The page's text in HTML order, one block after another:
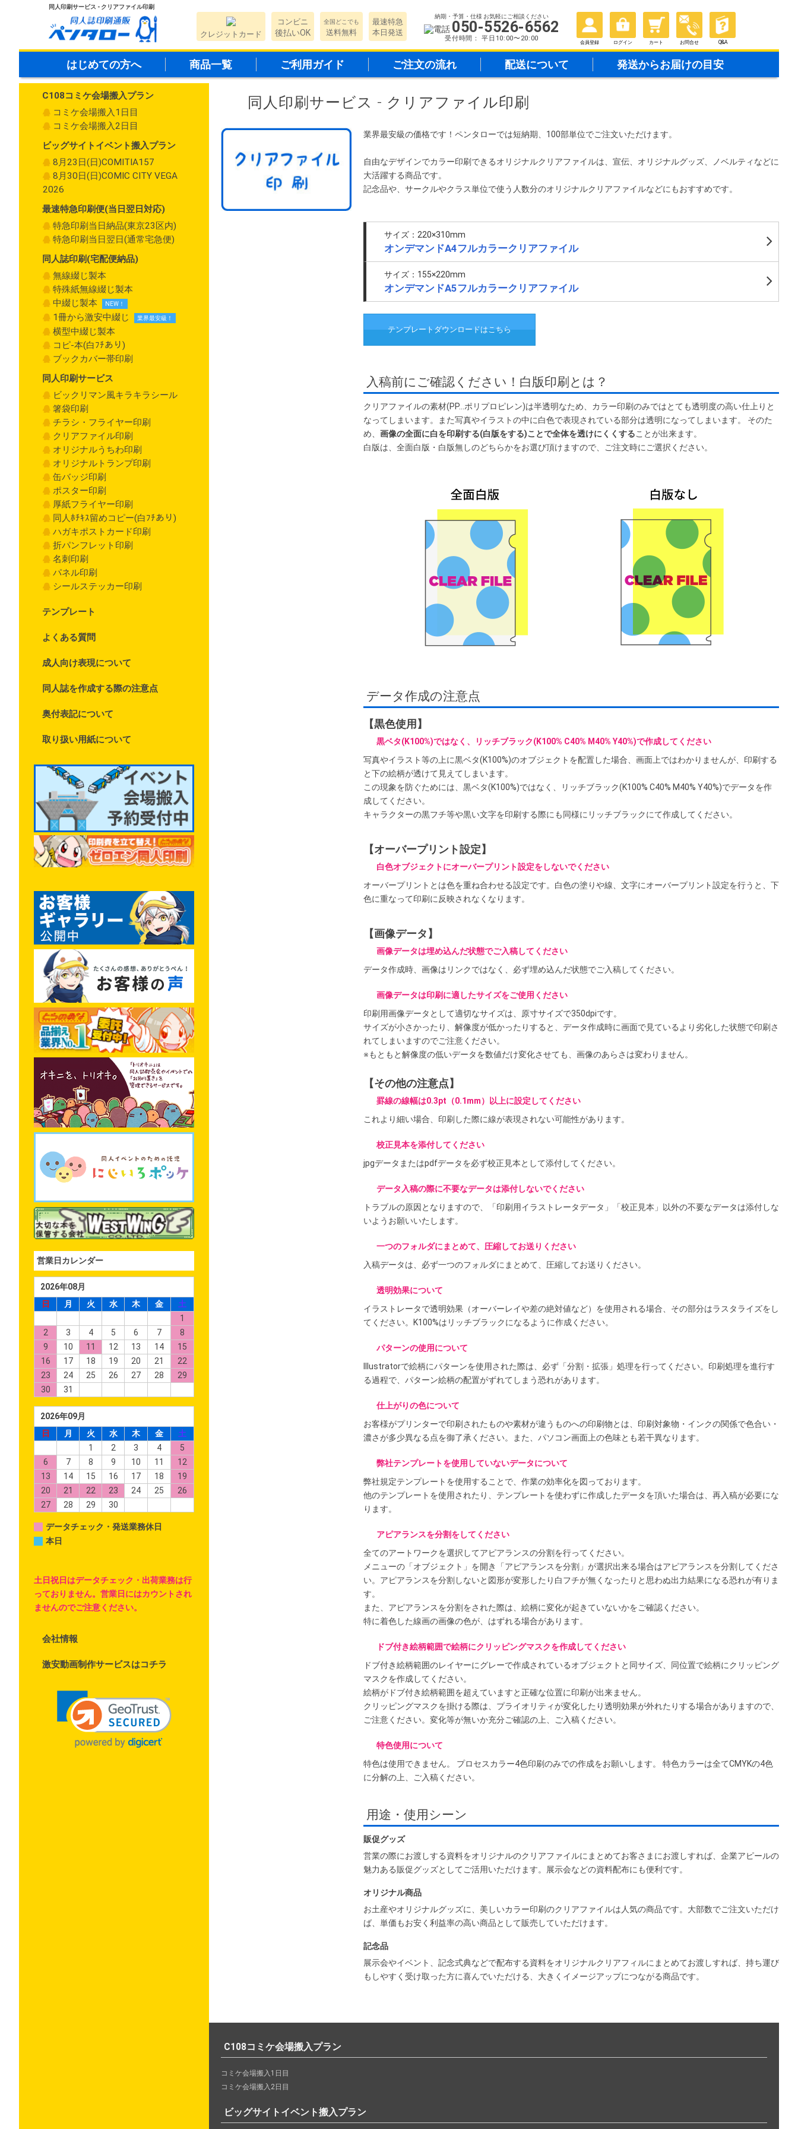
同人印刷サービス - クリアファイル印刷
会員登録 ログイン カート お問合せ Q&A
クレジットカード
コンビニ
後払いOK
全国どこでも
送料無料
最速特急
本日発送
納期・予算・仕様 お気軽にご相談ください
050-5526-6562
受付時間： 平日10:00〜20:00
はじめての方へ 商品一覧 ご利用ガイド ご注文の流れ 配送について 発送からお届けの目安
C108コミケ会場搬入プラン
コミケ会場搬入1日目
コミケ会場搬入2日目
ビッグサイトイベント搬入プラン
8月23日(日)COMITIA157
8月30日(日)COMIC CITY VEGA
2026
最速特急印刷便(当日翌日対応)
特急印刷当日納品(東京23区内)
特急印刷当日翌日(通常宅急便)
同人誌印刷(宅配便納品)
無線綴じ製本
特殊紙無線綴じ製本
中綴じ製本
1冊から激安中綴じ
横型中綴じ製本
コピ-本(白ﾌﾁあり)
ブックカバー帯印刷
同人印刷サービス
ビックリマン風キラキラシール
箸袋印刷
チラシ・フライヤー印刷
クリアファイル印刷
オリジナルうちわ印刷
オリジナルトランプ印刷
缶バッジ印刷
ポスター印刷
厚紙フライヤー印刷
同人ﾎﾁｷｽ留めコピー(白ﾌﾁあり)
ハガキポストカード印刷
折パンフレット印刷
名刺印刷
パネル印刷
シールステッカー印刷
テンプレート
よくある質問
成人向け表現について
同人誌を作成する際の注意点
奥付表記について
取り扱い用紙について
営業日カレンダー
2026年08月
日
月 火 水 木 金
土
1
2
3 4 5 6 7
8
9
10 11 12 13 14
15
16
17 18 19 20 21
22
23
24 25 26 27 28
29
30
31
2026年09月
日
月 火 水 木 金
土
1
2 3 4
5
6
7 8 9 10 11
12
13
14 15 16 17 18
19
20
21 22 23 24 25
26
27
28 29 30
データチェック・発送業務休日
本日
土日祝日はデータチェック・出荷業務は行
っておりません。営業日にはカウントされ
ませんのでご注意ください。
会社情報
激安動画制作サービスはコチラ
同人印刷サービス - クリアファイル印刷
業界最安級の価格です！ペンタローでは短納期、100部単位でご注文いただけます。
自由なデザインでカラー印刷できるオリジナルクリアファイルは、宣伝、オリジナルグッズ、ノベルティなどに
大活躍する商品です。
記念品や、サークルやクラス単位で使う人数分のオリジナルクリアファイルなどにもおすすめです。
サイズ：220×310mm
オンデマンドA4フルカラークリアファイル
サイズ：155×220mm
オンデマンドA5フルカラークリアファイル
入稿前にご確認ください！白版印刷とは？
クリアファイルの素材(PP…ポリプロピレン)は半透明なため、カラー印刷のみではとても透明度の高い仕上りと
なってしまいます。また写真やイラストの中に白色で表現されている部分は透明になってしまいます。 そのた
め、 画像の全面に白を印刷する(白版をする)ことで全体を透けにくくすることが出来ます。
白版は、全面白版・白版無しのどちらかをお選び頂けますので、ご注文時にご選択ください。
データ作成の注意点
【黒色使用】
黒ベタ(K100%)ではなく、リッチブラック(K100% C40% M40% Y40%)で作成してください
写真やイラスト等の上に黒ベタ(K100%)のオブジェクトを配置した場合、画面上ではわかりませんが、印刷する
と下の絵柄が透けて見えてしまいます。
この現象を防ぐためには、黒ベタ(K100%)ではなく、リッチブラック(K100% C40% M40% Y40%)でデータを作
成してください。
キャラクターの黒フチ等や黒い文字を印刷する際にも同様にリッチブラックにて作成してください。
【オーバープリント設定】
白色オブジェクトにオーバープリント設定をしないでください
オーバープリントとは色を重ね合わせる設定です。白色の塗りや線、文字にオーバープリント設定を行うと、下
色に重なって印刷に反映されなくなります。
【画像データ】
画像データは埋め込んだ状態でご入稿してください
データ作成時、画像はリンクではなく、必ず埋め込んだ状態でご入稿してください。
画像データは印刷に適したサイズをご使用ください
印刷用画像データとして適切なサイズは、原寸サイズで350dpiです。
サイズが小さかったり、解像度が低かったりすると、データ作成時に画面で見ているより劣化した状態で印刷さ
れてしまいますのでご注意ください。
※もともと解像度の低いデータを数値だけ変化させても、画像のあらさは変わりません。
【その他の注意点】
罫線の線幅は0.3pt（0.1mm）以上に設定してください
これより細い場合、印刷した際に線が表現されない可能性があります。
校正見本を添付してください
jpgデータまたはpdfデータを必ず校正見本として添付してください。
データ入稿の際に不要なデータは添付しないでください
トラブルの原因となりますので、「印刷用イラストレータデータ」「校正見本」以外の不要なデータは添付しな
いようお願いいたします。
一つのフォルダにまとめて、圧縮してお送りください
入稿データは、必ず一つのフォルダにまとめて、圧縮してお送りください。
透明効果について
イラストレータで透明効果（オーバーレイや差の絶対値など）を使用される場合、その部分はラスタライズをし
てください。K100%はリッチブラックになるように作成ください。
パターンの使用について
Illustratorで絵柄にパターンを使用された際は、必ず「分割・拡張」処理を行ってください。印刷処理を進行す
る過程で、パターン絵柄の配置がずれてしまう恐れがあります。
仕上がりの色について
お客様がプリンターで印刷されたものや素材が違うものへの印刷物とは、印刷対象物・インクの関係で色合い・
濃さが多少異なる点を御了承ください。また、パソコン画面上の色味とも若干異なります。
弊社テンプレートを使用していないデータについて
弊社規定テンプレートを使用することで、作業の効率化を図っております。
他のテンプレートを使用されたり、テンプレートを使わずに作成したデータを頂いた場合は、再入稿が必要にな
ります。
アピアランスを分割をしてください
全てのアートワークを選択してアピアランスの分割を行ってください。
メニューの「オブジェクト」を開き「アピアランスを分割」が選択出来る場合はアピアランスを分割してくださ
い。アピアランスを分割しないと図形が変形したり白フチが無くなったりと思わぬ出力結果になる恐れが有りま
す。
また、アピアランスを分割をされた際は、絵柄に変化が起きていないかをご確認ください。
特に着色した線画の画像の色が、はずれる場合があります。
ドブ付き絵柄範囲で絵柄にクリッピングマスクを作成してください
ドブ付き絵柄範囲のレイヤーにグレーで作成されているオブジェクトと同サイズ、同位置で絵柄にクリッピング
マスクを作成してください。
絵柄がドブ付き絵柄範囲を超えていますと正確な位置に印刷が出来ません。
クリッピングマスクを掛ける際は、プライオリティが変化したり透明効果が外れたりする場合がありますので、
ご注意ください。変化等が無いか充分ご確認の上、ご入稿ください。
特色使用について
特色は使用できません。 プロセスカラー4色印刷のみでの作成をお願いします。 特色カラーは全てCMYKの4色
に分解の上、ご入稿ください。
用途・使用シーン
販促グッズ
営業の際にお渡しする資料をオリジナルのクリアファイルにまとめてお客さまにお渡しすれば、企業アピールの
魅力ある販促グッズとしてご活用いただけます。展示会などの資料配布にも便利です。
オリジナル商品
お土産やオリジナルグッズに、美しいカラー印刷のクリアファイルは人気の商品です。大部数でご注文いただけ
ば、単価もお安く利益率の高い商品として販売していただけます。
記念品
展示会やイベント、記念式典などで配布する資料をオリジナルクリアフィルにまとめてお渡しすれば、持ち運び
もしやすく受け取った方に喜んでいただける、大きくイメージアップにつながる商品です。
C108コミケ会場搬入プラン
コミケ会場搬入1日目
コミケ会場搬入2日目
ビッグサイトイベント搬入プラン